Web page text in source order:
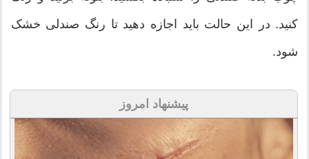
کنید. در این حالت باید اجازه دهید تا رنگ صندلی خشک
شود.
پیشنهاد امروز